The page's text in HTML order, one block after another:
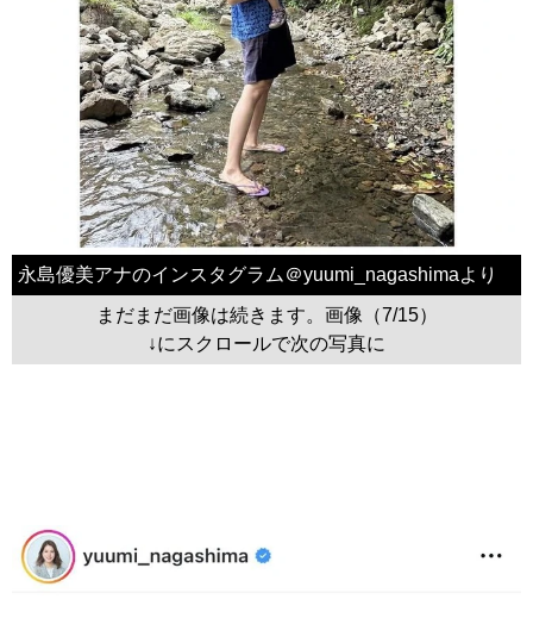
永島優美アナのインスタグラム＠yuumi_nagashimaより
まだまだ画像は続きます。画像（7/15）
↓にスクロールで次の写真に